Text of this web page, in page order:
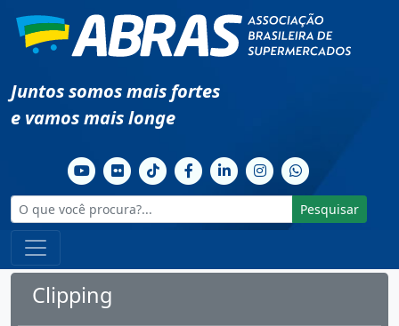
Juntos somos mais fortes
e vamos mais longe
Pesquisar
Clipping